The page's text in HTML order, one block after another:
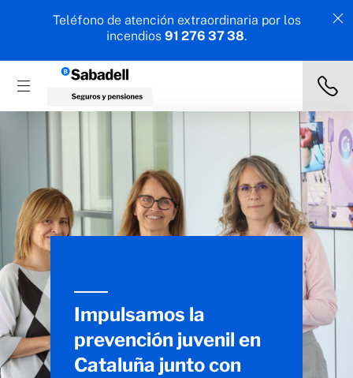
Teléfono de atención extraordinaria por los
incendios 91 276 37 38.
Impulsamos la
prevención juvenil en
Cataluña junto con